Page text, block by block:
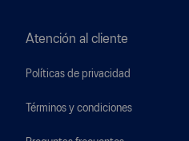
Atención al cliente
Políticas de privacidad
Términos y condiciones